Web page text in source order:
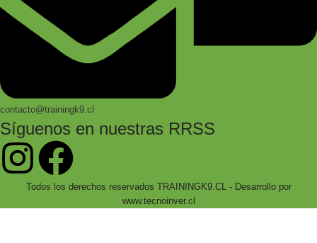
contacto@trainingk9.cl
Síguenos en nuestras RRSS
Todos los derechos reservados TRAININGK9.CL - Desarrollo por
www.tecnoinver.cl